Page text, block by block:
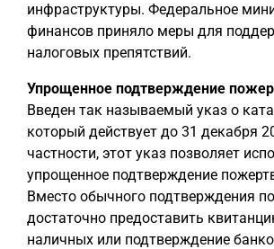
инфраструктуры. Федеральное
финансов приняло меры для
налоговых препятствий.
Упрощенное подтверждение
Введен так называемый указ о
который действует до 31 декабря
частности, этот указ позволяет
упрощенное подтверждение
Вместо обычного подтверждения
достаточно предоставить
наличных или подтверждение